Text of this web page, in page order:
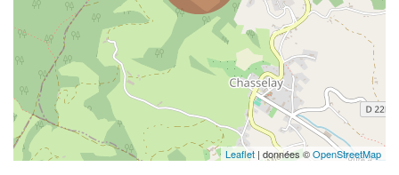
Leaflet | données ©OpenStreetMap